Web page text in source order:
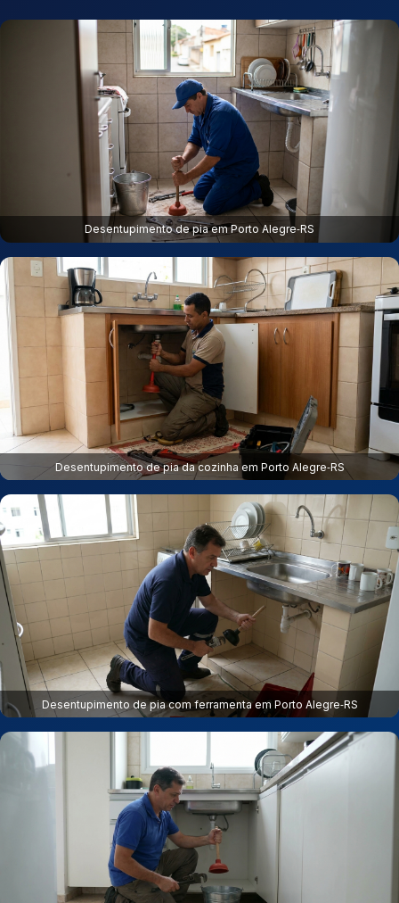
Desentupimento de pia em Porto Alegre‑RS
Desentupimento de pia da cozinha em Porto Alegre‑RS
Desentupimento de pia com ferramenta em Porto Alegre‑RS